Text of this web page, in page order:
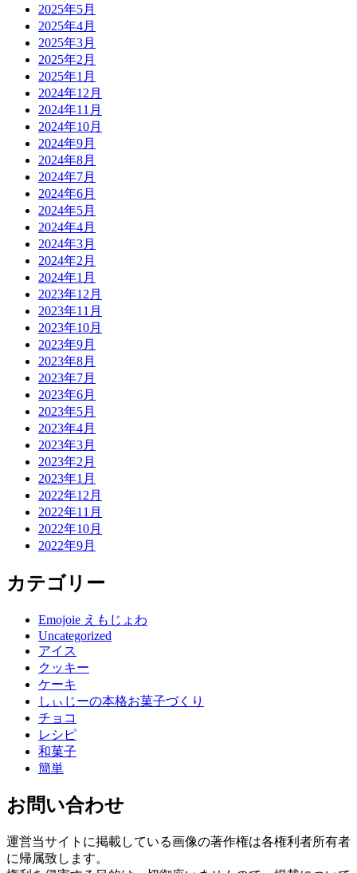
2025年5月
2025年4月
2025年3月
2025年2月
2025年1月
2024年12月
2024年11月
2024年10月
2024年9月
2024年8月
2024年7月
2024年6月
2024年5月
2024年4月
2024年3月
2024年2月
2024年1月
2023年12月
2023年11月
2023年10月
2023年9月
2023年8月
2023年7月
2023年6月
2023年5月
2023年4月
2023年3月
2023年2月
2023年1月
2022年12月
2022年11月
2022年10月
2022年9月
カテゴリー
Emojoie えもじょわ
Uncategorized
アイス
クッキー
ケーキ
しぃじーの本格お菓子づくり
チョコ
レシピ
和菓子
簡単
お問い合わせ
運営当サイトに掲載している画像の著作権は各権利者所有者
に帰属致します。